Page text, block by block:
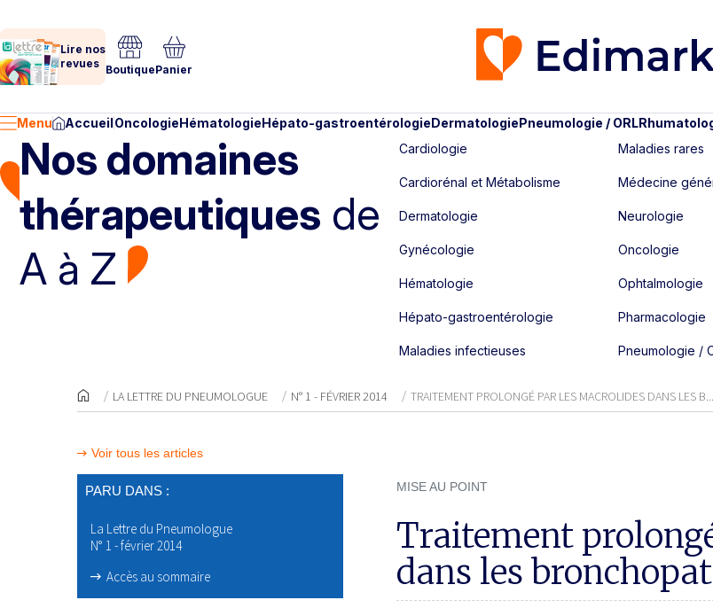
Lire nos
revues BoutiquePanier
Menu AccueilOncologieHématologieHépato-gastroentérologieDermatologiePneumologie / ORL
Nos domaines
thérapeutiques de
A à Z
Cardiologie
Cardiorénal et Métabolisme
Dermatologie
Gynécologie
Hématologie
Hépato-gastroentérologie
Maladies infectieuses
Maladies rares
Médecine
Neurologie
Oncologie
Ophtalmologie
Pharmacologie
Pneumologie /
LA LETTRE DU PNEUMOLOGUE N° 1 - FÉVRIER 2014 TRAITEMENT PROLONGÉ PAR LES MACROLIDES DANS LES B...
Voir tous les articles
PARU DANS :
La Lettre du Pneumologue
N° 1 - février 2014
Accès au sommaire
MISE AU POINT
Traitement
dans les